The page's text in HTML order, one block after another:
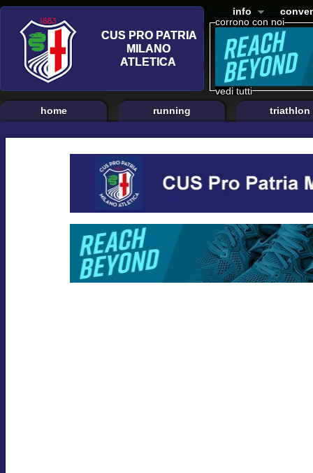
corrono con noi
vedi tutti
info
home running triathlon